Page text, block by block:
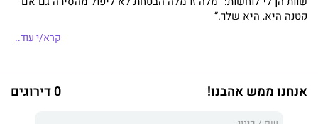
קטנה היא, היא שלך.”
קרא/י עוד..
אנחנו ממש אהבנו! 0 דירוגים